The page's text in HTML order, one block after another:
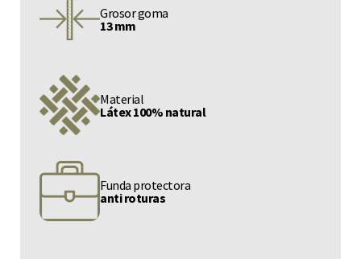
Grosor goma
13 mm
Material
Látex 100% natural
Funda protectora
anti roturas